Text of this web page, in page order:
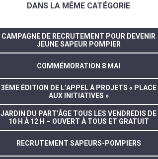
DANS LA MÊME CATÉGORIE
CAMPAGNE DE RECRUTEMENT POUR DEVENIR
JEUNE SAPEUR POMPIER
COMMÉMORATION 8 MAI
3ÈME ÉDITION DE L’APPEL À PROJETS « PLACE
AUX INITIATIVES »
JARDIN DU PART’ÂGE TOUS LES VENDREDIS DE
10 H À 12 H – OUVERT À TOUS ET GRATUIT
RECRUTEMENT SAPEURS-POMPIERS